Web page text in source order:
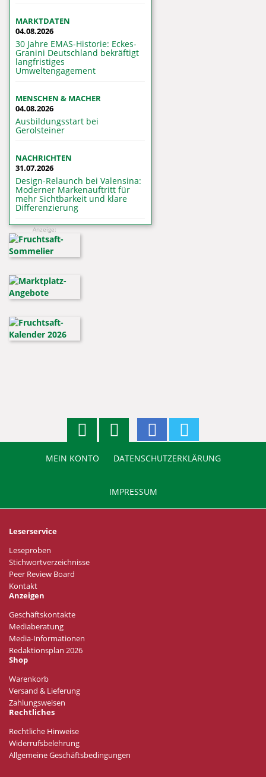
MARKTDATEN
04.08.2026
30 Jahre EMAS-Historie: Eckes-
Granini Deutschland bekräftigt
langfristiges
Umweltengagement
MENSCHEN & MACHER
04.08.2026
Ausbildungsstart bei
Gerolsteiner
NACHRICHTEN
31.07.2026
Design-Relaunch bei Valensina:
Moderner Markenauftritt für
mehr Sichtbarkeit und klare
Differenzierung
Anzeige:
MEIN KONTO DATENSCHUTZERKLÄRUNG
IMPRESSUM
Leserservice
Leseproben
Stichwortverzeichnisse
Peer Review Board
Kontakt
Anzeigen
Geschäftskontakte
Mediaberatung
Media-Informationen
Redaktionsplan 2026
Shop
Warenkorb
Versand & Lieferung
Zahlungsweisen
Rechtliches
Rechtliche Hinweise
Widerrufsbelehrung
Allgemeine Geschäftsbedingungen